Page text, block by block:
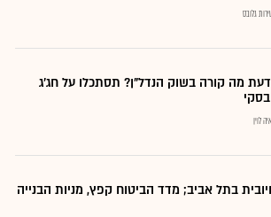
גלובס
מה קורה בשוק הנדל"ן? תסתכלו על חג׳ג
לוין
בתל אביב; מדד הביטוח קפץ, מניות הבנייה